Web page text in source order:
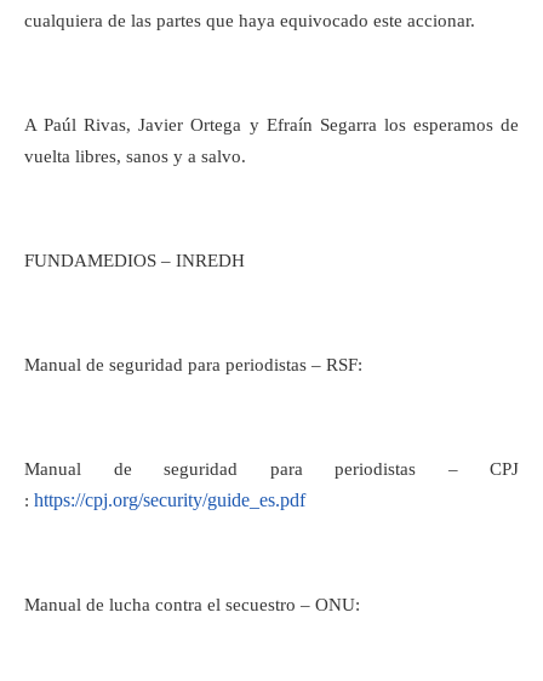
cualquiera de las partes que haya equivocado este accionar.
A Paúl Rivas, Javier Ortega y Efraín Segarra los esperamos de
vuelta libres, sanos y a salvo.
FUNDAMEDIOS – INREDH
Manual de seguridad para periodistas – RSF:
Manual de seguridad para periodistas – CPJ
: https://cpj.org/security/guide_es.pdf
Manual de lucha contra el secuestro – ONU: